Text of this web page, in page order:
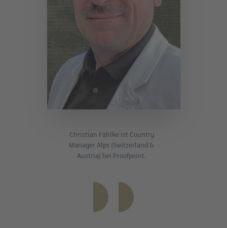
Christian Fahlke ist Country
Manager Alps (Switzerland &
Austria) bei Proofpoint.